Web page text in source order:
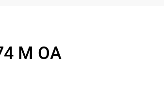
M OA